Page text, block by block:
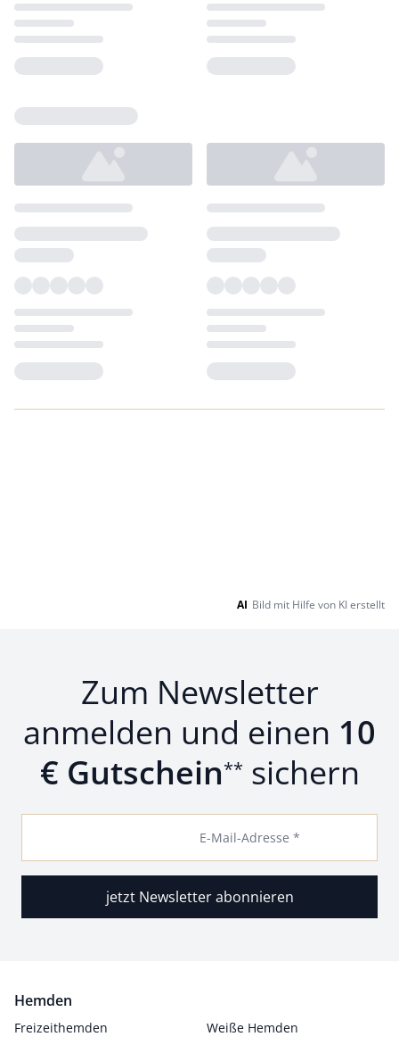
AI Bild mit Hilfe von KI erstellt
Zum Newsletter
anmelden und einen 10
€ Gutschein** sichern
E-Mail-Adresse *
jetzt Newsletter abonnieren
Hemden
Freizeithemden
Weiße Hemden